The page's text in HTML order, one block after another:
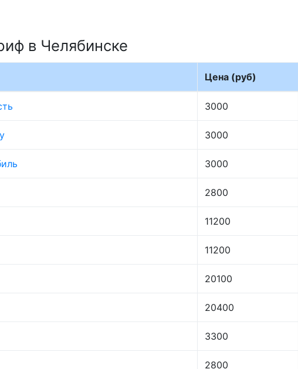
в Челябинске
Цена (руб)
3000
3000
3000
2800
11200
11200
20100
20400
3300
2800